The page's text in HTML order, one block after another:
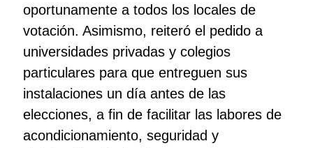
oportunamente a todos los locales de
votación. Asimismo, reiteró el pedido a
universidades privadas y colegios
particulares para que entreguen sus
instalaciones un día antes de las
elecciones, a fin de facilitar las labores de
acondicionamiento, seguridad y